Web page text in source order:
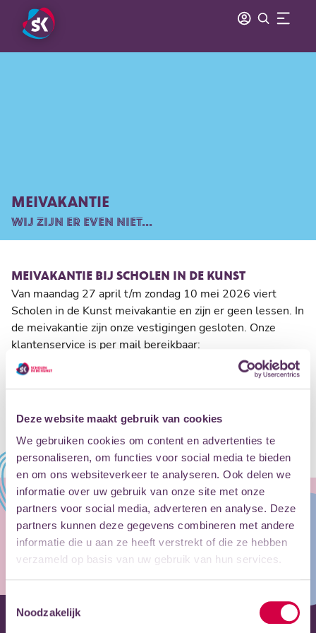
Deze website maakt gebruik van cookies
We gebruiken cookies om content en advertenties te
personaliseren, om functies voor social media te bieden
en om ons websiteverkeer te analyseren. Ook delen we
informatie over uw gebruik van onze site met onze
partners voor social media, adverteren en analyse. Deze
partners kunnen deze gegevens combineren met andere
informatie die u aan ze heeft verstrekt of die ze hebben
verzameld op basis van uw gebruik van hun services.
Toestemmingsselectie
Noodzakelijk
MEIVAKANTIE
WIJ ZIJN ER EVEN NIET...
MEIVAKANTIE BIJ SCHOLEN IN DE KUNST
Van maandag 27 april t/m zondag 10 mei 2026 viert
Scholen in de Kunst meivakantie en zijn er geen lessen. In
de meivakantie zijn onze vestigingen gesloten. Onze
klantenservice is per mail bereikbaar:
klantenservice@scholenindekunst.nl
Op maandag 11 mei zetten wij de deuren weer open en
MEER WETEN OVER VRIJE DAGEN?
BEKIJK HET JAARROOSTER